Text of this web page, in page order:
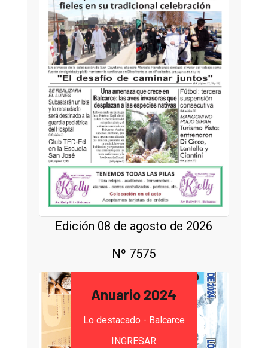
Edición 08 de agosto de 2026
Nº 7575
Anuario 2024
Lo destacado - Balcarce
INGRESAR